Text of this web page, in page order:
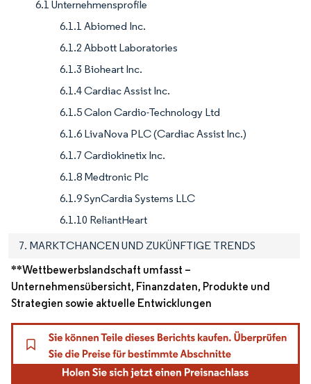
6.1 Unternehmensprofile
6.1.1 Abiomed Inc.
6.1.2 Abbott Laboratories
6.1.3 Bioheart Inc.
6.1.4 Cardiac Assist Inc.
6.1.5 Calon Cardio-Technology Ltd
6.1.6 LivaNova PLC (Cardiac Assist Inc.)
6.1.7 Cardiokinetix Inc.
6.1.8 Medtronic Plc
6.1.9 SynCardia Systems LLC
6.1.10 ReliantHeart
7. MARKTCHANCEN UND ZUKÜNFTIGE TRENDS
**Wettbewerbslandschaft umfasst –
Unternehmensübersicht, Finanzdaten, Produkte und
Strategien sowie aktuelle Entwicklungen